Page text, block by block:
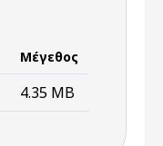
Μέγεθος
4.35 MB